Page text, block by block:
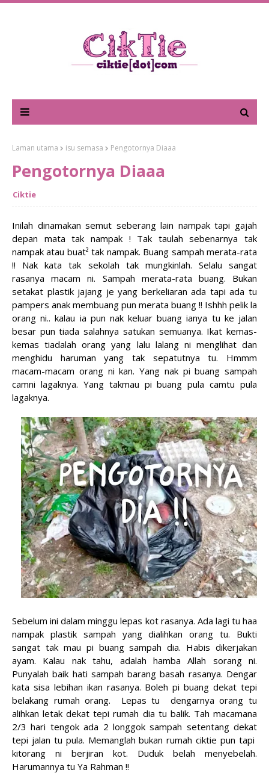
Laman utama isu semasa Pengotornya Diaaa
Pengotornya Diaaa
Ciktie
Inilah dinamakan semut seberang lain nampak tapi gajah
depan mata tak nampak ! Tak taulah sebenarnya tak
nampak atau buat² tak nampak. Buang sampah merata-rata
!! Nak kata tak sekolah tak mungkinlah. Selalu sangat
rasanya macam ni. Sampah merata-rata buang. Bukan
setakat plastik jajang je yang berkeliaran ada tapi ada tu
pampers anak membuang pun merata buang !! Ishhh pelik la
orang ni.. kalau ia pun nak keluar buang ianya tu ke jalan
besar pun tiada salahnya satukan semuanya. Ikat kemas-
kemas tiadalah orang yang lalu lalang ni menglihat dan
menghidu haruman yang tak sepatutnya tu. Hmmm
macam-macam orang ni kan. Yang nak pi buang sampah
camni lagaknya. Yang takmau pi buang pula camtu pula
lagaknya.
Sebelum ini dalam minggu lepas kot rasanya. Ada lagi tu haa
nampak plastik sampah yang dialihkan orang tu. Bukti
sangat tak mau pi buang sampah dia. Habis dikerjakan
ayam. Kalau nak tahu, adalah hamba Allah sorang ni.
Punyalah baik hati sampah barang basah rasanya. Dengar
kata sisa lebihan ikan rasanya. Boleh pi buang dekat tepi
belakang rumah orang. Lepas tu dengarnya orang tu
alihkan letak dekat tepi rumah dia tu balik. Tah macamana
2/3 hari tengok ada 2 longgok sampah setentang dekat
tepi jalan tu pula. Memanglah bukan rumah ciktie pun tapi
kitorang ni berjiran kot. Duduk belah menyebelah.
Harumannya tu Ya Rahman !!